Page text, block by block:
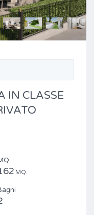
IN CLASSE
MQ.